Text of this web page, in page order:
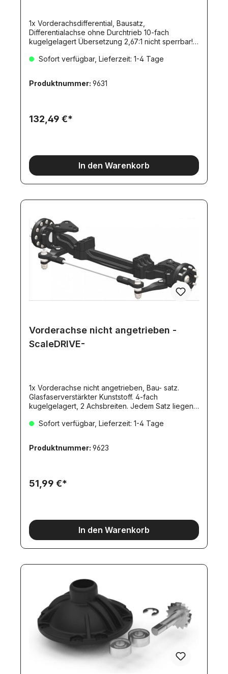
1x Vorderachsdifferential, Bausatz,
Differentialachse ohne Durchtrieb 10-fach
kugelgelagert Übersetzung 2,67:1 nicht sperrbar!
Sofort verfügbar, Lieferzeit: 1-4 Tage
Produktnummer: 9631
132,49 €*
In den Warenkorb
Vorderachse nicht angetrieben -
ScaleDRIVE-
1x Vorderachse nicht angetrieben, Bau- satz.
Glasfaserverstärkter Kunststoff. 4-fach
kugelgelagert, 2 Achsbreiten. Jedem Satz liegen
Achsbreite von 165mm (Wedico-Maßstab) oder
(passend zu den beiden Maßstäben) mit
Sofort verfügbar, Lieferzeit: 1-4 Tage
Produktnummer: 9623
51,99 €*
In den Warenkorb